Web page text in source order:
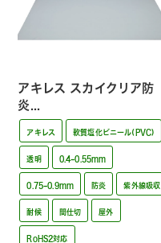
アキレス スカイクリア防
炎...
アキレス 軟質塩化ビニール(PVC)
透明 0.4~0.55mm
0.75~0.9mm 防炎 紫外線吸収
耐候 間仕切 屋外
RoHS2対応